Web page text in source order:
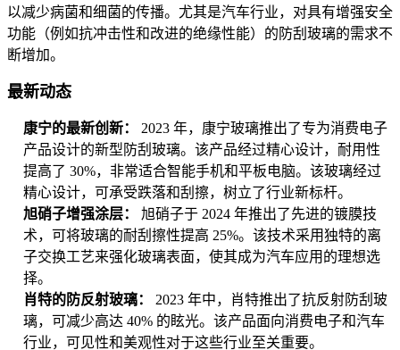
以减少病菌和细菌的传播。尤其是汽车行业，对具有增强安全
功能（例如抗冲击性和改进的绝缘性能）的防刮玻璃的需求不
断增加。
最新动态
康宁的最新创新：
2023 年，康宁玻璃推出了专为消费电子
产品设计的新型防刮玻璃。该产品经过精心设计，耐用性
提高了 30%，非常适合智能手机和平板电脑。该玻璃经过
精心设计，可承受跌落和刮擦，树立了行业新标杆。
旭硝子增强涂层：
旭硝子于 2024 年推出了先进的镀膜技
术，可将玻璃的耐刮擦性提高 25%。该技术采用独特的离
子交换工艺来强化玻璃表面，使其成为汽车应用的理想选
择。
肖特的防反射玻璃：
2023 年中，肖特推出了抗反射防刮玻
璃，可减少高达 40% 的眩光。该产品面向消费电子和汽车
行业，可见性和美观性对于这些行业至关重要。